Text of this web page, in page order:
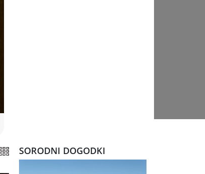
SORODNI DOGODKI